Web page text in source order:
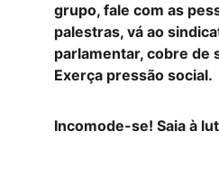
grupo, fale com as
palestras, vá ao
parlamentar, cobre de
Exerça pressão social.
Incomode-se! Saia à